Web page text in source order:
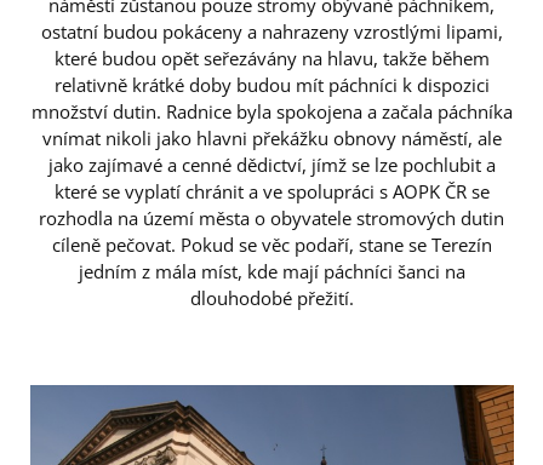
ostatní budou pokáceny a nahrazeny vzrostlými lipami,
které budou opět seřezávány na hlavu, takže během
relativně krátké doby budou mít páchníci k dispozici
množství dutin. Radnice byla spokojena a začala páchníka
vnímat nikoli jako hlavni překážku obnovy náměstí, ale
jako zajímavé a cenné dědictví, jímž se lze pochlubit a
které se vyplatí chránit a ve spolupráci s AOPK ČR se
rozhodla na území města o obyvatele stromových dutin
cíleně pečovat. Pokud se věc podaří, stane se Terezín
jedním z mála míst, kde mají páchníci šanci na
dlouhodobé přežití.